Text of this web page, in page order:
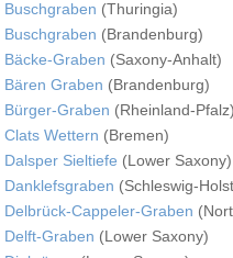
Buschgraben (Thuringia)
Buschgraben (Brandenburg)
Bäcke-Graben (Saxony-Anhalt)
Bären Graben (Brandenburg)
Bürger-Graben (Rheinland-Pfalz)
Clats Wettern (Bremen)
Dalsper Sieltiefe (Lower Saxony)
Danklefsgraben (Schleswig-
Delbrück-Cappeler-Graben
Delft-Graben (Lower Saxony)